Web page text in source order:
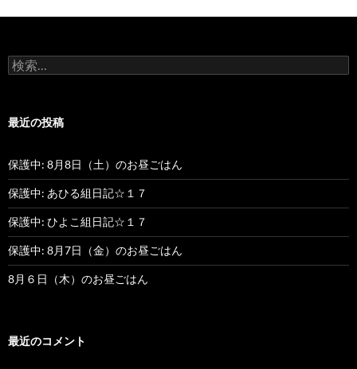
ゲ
シ
ン
検
索
最近の投稿
保護中: 8月8日（土）のお昼ごはん
保護中: あひる組日記☆１７
保護中: ひよこ組日記☆１７
保護中: 8月7日（金）のお昼ごはん
8月６日（木）のお昼ごはん
最近のコメント